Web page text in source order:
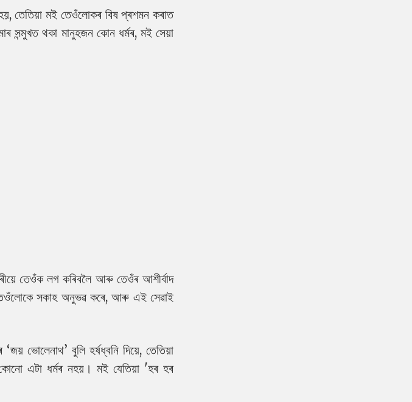
হয়, তেতিয়া মই তেওঁলোকৰ বিষ প্ৰশমন কৰাত
সন্মুখত থকা মানুহজন কোন ধৰ্মৰ, মই সেয়া
তেওঁক লগ কৰিবলৈ আৰু তেওঁৰ আশীৰ্বাদ
তেওঁলোকে সকাহ অনুভৱ কৰে, আৰু এই সেৱাই
ভোলেনাথ’ বুলি হৰ্ষধ্বনি দিয়ে, তেতিয়া
এটা ধৰ্মৰ নহয়। মই যেতিয়া 'হৰ হৰ